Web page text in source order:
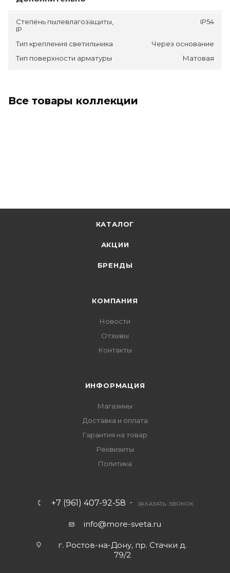
Степень пылевлагозащиты,
IP
IP54
Тип крепления светильника
Через основание
Тип поверхности арматуры
Матовая
Все товары коллекции
КАТАЛОГ
АКЦИИ
БРЕНДЫ
КОМПАНИЯ
Новости
Отзывы
Контакты
ИНФОРМАЦИЯ
Магазины
Доставка и оплата
Гарантия на товар
Реквизиты
Политика
+7 (961) 407-92-58 ЗАКАЗАТЬ ЗВОНОК
info@more-sveta.ru
г. Ростов-на-Дону, пр. Стачки д.
79/2